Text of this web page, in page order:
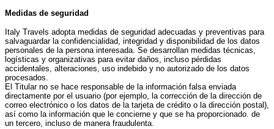
Medidas de seguridad
Italy Travels adopta medidas de seguridad adecuadas y preventivas para
salvaguardar la confidencialidad, integridad y disponibilidad de los datos
personales de la persona interesada. Se desarrollan medidas técnicas,
logísticas y organizativas para evitar daños, incluso pérdidas
accidentales, alteraciones, uso indebido y no autorizado de los datos
procesados.
El Titular no se hace responsable de la información falsa enviada
directamente por el usuario (por ejemplo, la corrección de la dirección de
correo electrónico o los datos de la tarjeta de crédito o la dirección postal),
así como la información que le concierne y que se ha proporcionado. de
un tercero, incluso de manera fraudulenta.